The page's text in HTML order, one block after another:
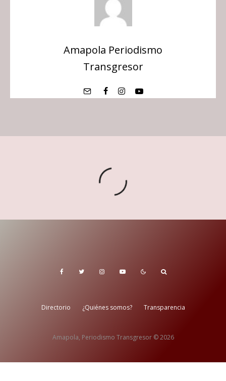
Amapola Periodismo
Transgresor
Directorio ¿Quiénes somos? Transparencia
Amapola, Periodismo Transgresor © 2026